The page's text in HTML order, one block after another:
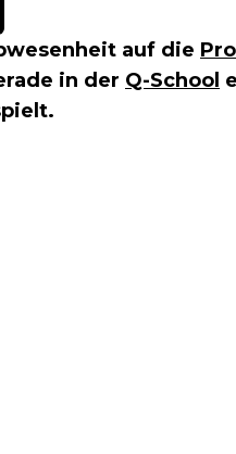
auf die
in der Q-School